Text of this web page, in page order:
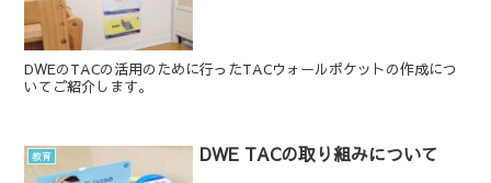
DWEのTACの活用のために行ったTACウォールポケットの作成につ
いてご紹介します。
教育 DWE TACの取り組みについて